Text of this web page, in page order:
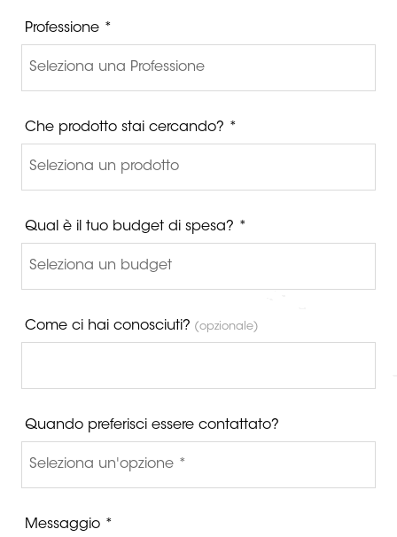
Professione *
Che prodotto stai cercando? *
Qual è il tuo budget di spesa? *
Come ci hai conosciuti? (opzionale)
Quando preferisci essere contattato?
Messaggio *